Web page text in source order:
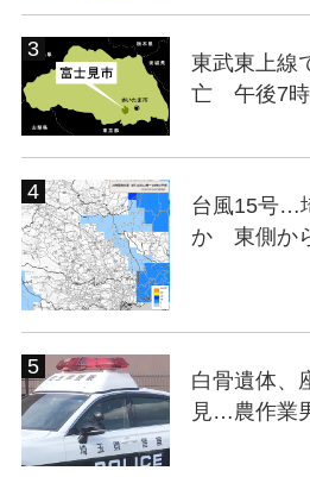
東武東上線
亡 午後7時
台風15号…
か 東側か
白骨遺体、
見…農作業